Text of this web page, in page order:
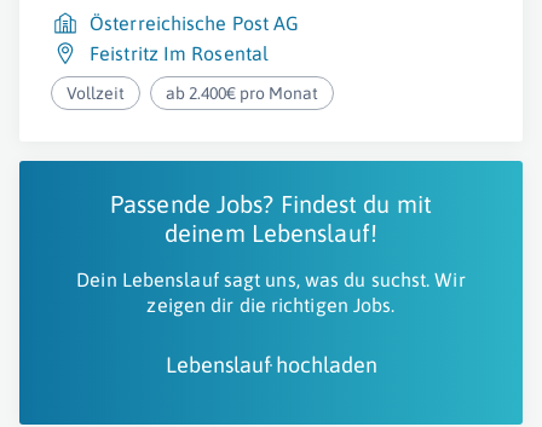
Österreichische Post AG
Feistritz Im Rosental
Vollzeit ab 2.400€ pro Monat
Passende Jobs? Findest du mit
deinem Lebenslauf!
Dein Lebenslauf sagt uns, was du suchst. Wir
zeigen dir die richtigen Jobs.
Lebenslauf hochladen